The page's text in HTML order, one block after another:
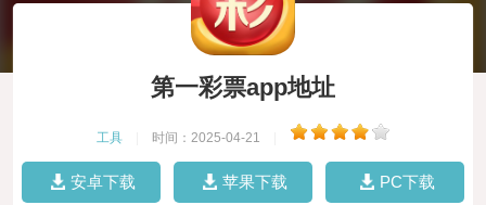
第一彩票app地址
工具 时间：2025-04-21
安卓下载 苹果下载 PC下载